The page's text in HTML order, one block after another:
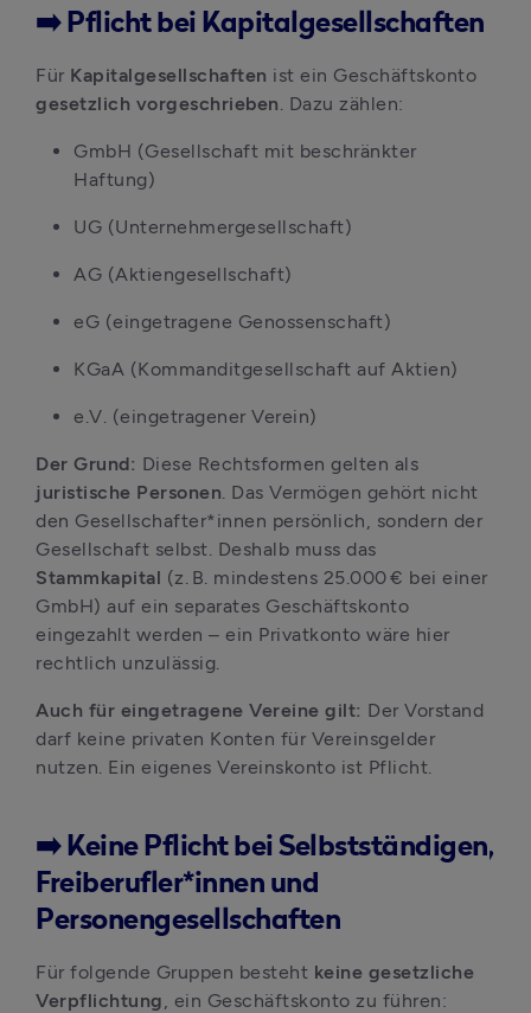
➡️ Pflicht bei Kapitalgesellschaften
Für Kapitalgesellschaften
gesetzlich vorgeschrieben. Dazu zählen:
GmbH (Gesellschaft mit beschränkter
Haftung)
UG (Unternehmergesellschaft)
AG (Aktiengesellschaft)
eG (eingetragene Genossenschaft)
KGaA (Kommanditgesellschaft auf Aktien)
e.V. (eingetragener Verein)
Der Grund:
juristische Personen. Das Vermögen gehört nicht
den Gesellschafter*innen persönlich, sondern der
Stammkapital (z. B. mindestens 25.000 € bei einer
GmbH) auf ein separates Geschäftskonto
eingezahlt werden – ein Privatkonto wäre hier
rechtlich unzulässig.
Auch für eingetragene Vereine gilt: Der Vorstand
darf keine privaten Konten für Vereinsgelder
nutzen. Ein eigenes Vereinskonto ist Pflicht.
➡️ Keine Pflicht bei Selbstständigen,
Freiberufler*innen und
Personengesellschaften
Für folgende Gruppen besteht keine gesetzliche
Verpflichtung, ein Geschäftskonto zu führen: